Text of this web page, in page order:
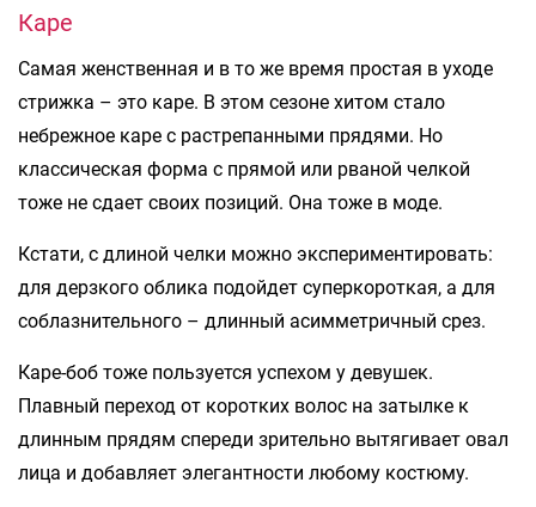
Каре
Самая женственная и в то же время простая в уходе
стрижка – это каре. В этом сезоне хитом стало
небрежное каре с растрепанными прядями. Но
классическая форма с прямой или рваной челкой
тоже не сдает своих позиций. Она тоже в моде.
Кстати, с длиной челки можно экспериментировать:
для дерзкого облика подойдет суперкороткая, а для
соблазнительного – длинный асимметричный срез.
Каре-боб тоже пользуется успехом у девушек.
Плавный переход от коротких волос на затылке к
длинным прядям спереди зрительно вытягивает овал
лица и добавляет элегантности любому костюму.